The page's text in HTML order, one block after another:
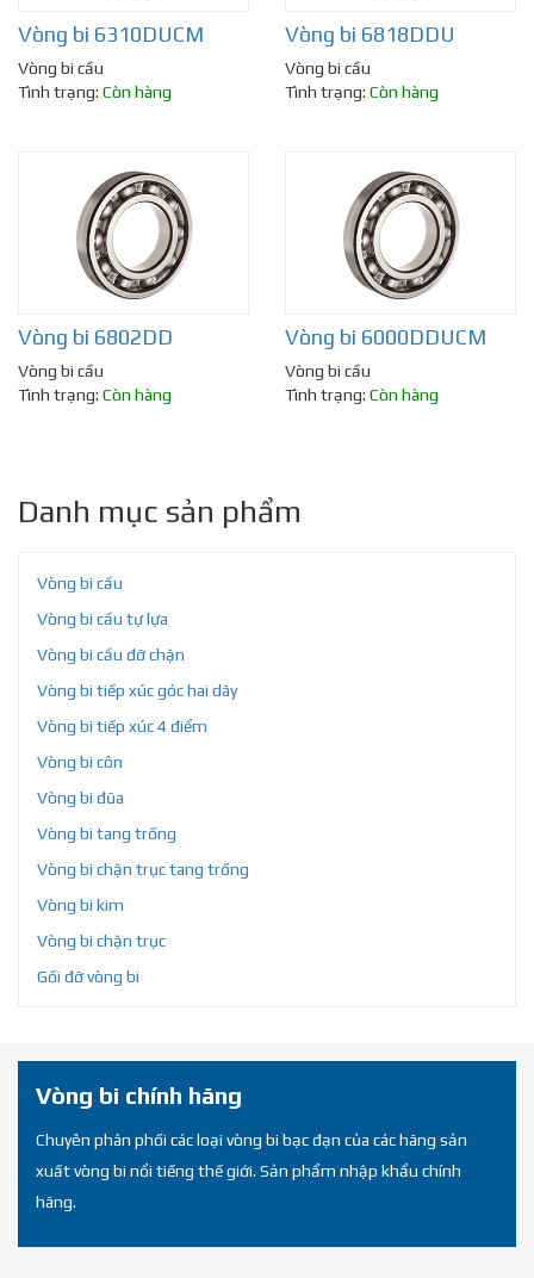
Vòng bi 6310DUCM
Vòng bi cầu
Tình trạng: Còn hàng
Vòng bi 6818DDU
Vòng bi cầu
Tình trạng: Còn hàng
Vòng bi 6802DD
Vòng bi cầu
Tình trạng: Còn hàng
Vòng bi 6000DDUCM
Vòng bi cầu
Tình trạng: Còn hàng
Danh mục sản phẩm
Vòng bi cầu
Vòng bi cầu tự lựa
Vòng bi cầu đỡ chặn
Vòng bi tiếp xúc góc hai dãy
Vòng bi tiếp xúc 4 điểm
Vòng bi côn
Vòng bi đũa
Vòng bi tang trống
Vòng bi chặn trục tang trống
Vòng bi kim
Vòng bi chặn trục
Gối đỡ vòng bi
Vòng bi chính hãng
Chuyên phân phối các loại vòng bi bạc đạn của các hãng sản
xuất vòng bi nổi tiếng thế giới. Sản phẩm nhập khẩu chính
hãng.